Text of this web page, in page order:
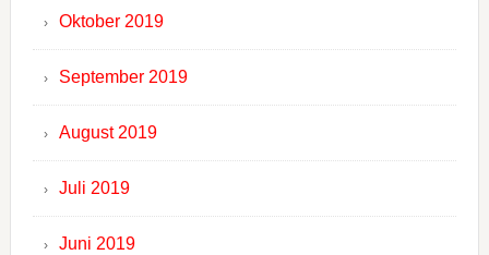
Oktober 2019
September 2019
August 2019
Juli 2019
Juni 2019